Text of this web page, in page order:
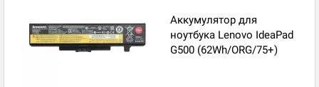
Аккумулятор для
ноутбука Lenovo IdeaPad
G500 (62Wh/ORG/75+)